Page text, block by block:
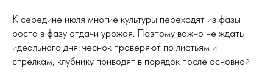
К середине июля многие культуры переходят из фазы
роста в фазу отдачи урожая. Поэтому важно не ждать
идеального дня: чеснок проверяют по листьям и
стрелкам, клубнику приводят в порядок после основной